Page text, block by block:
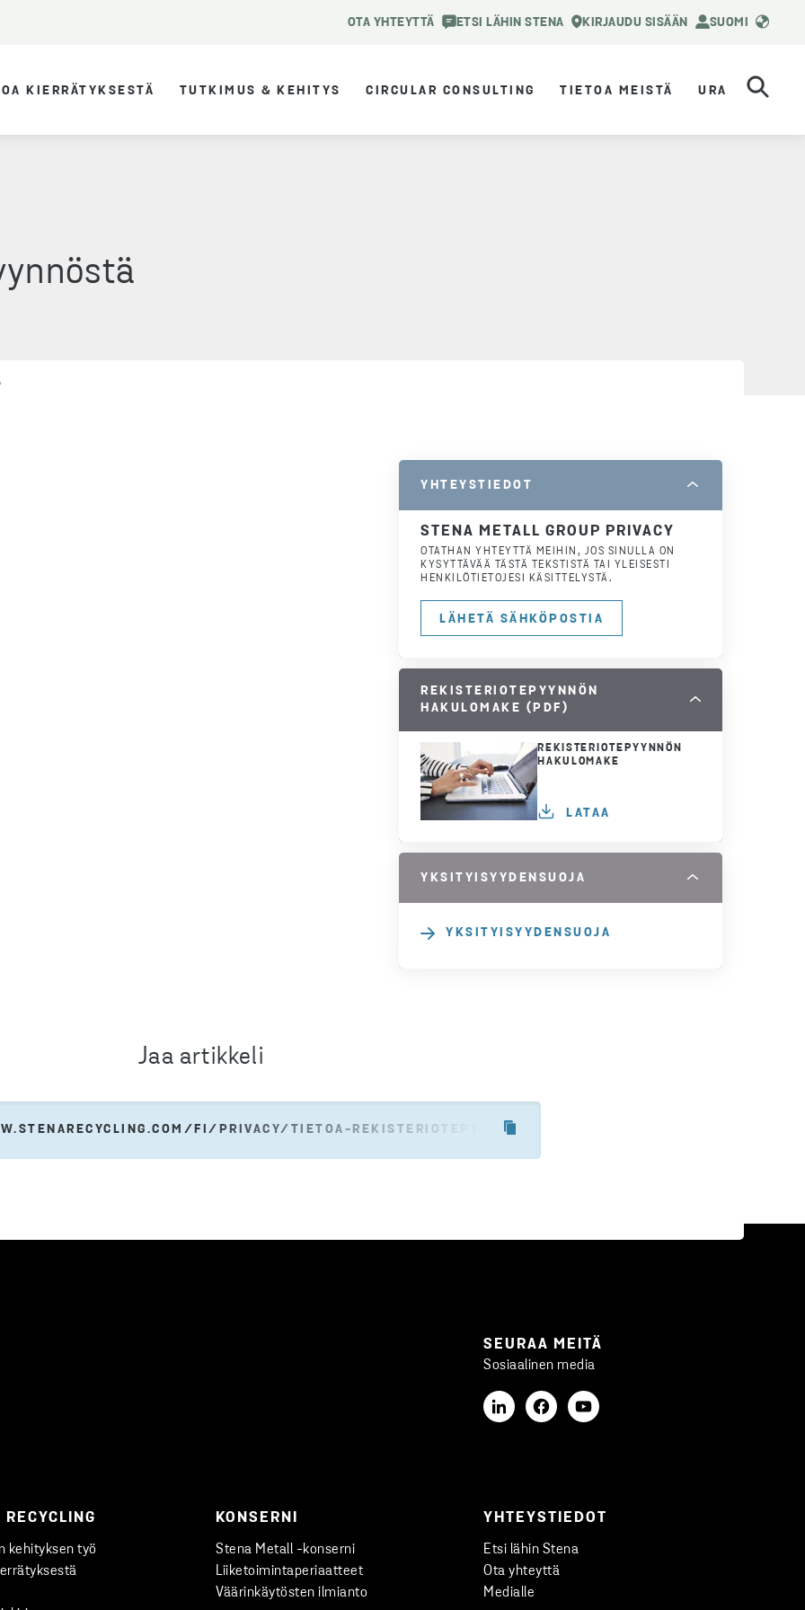
OTA YHTEYTTÄ ETSI LÄHIN STENA KIRJAUDU SISÄÄN SUOMI
KIERRÄTYKSESTÄ TUTKIMUS & KEHITYS CIRCULAR CONSULTING TIETOA MEISTÄ URA
YHTEYSTIEDOT
STENA METALL GROUP PRIVACY
OTATHAN YHTEYTTÄ MEIHIN, JOS SINULLA ON
KYSYTTÄVÄÄ TÄSTÄ TEKSTISTÄ TAI YLEISESTI
HENKILÖTIETOJESI KÄSITTELYSTÄ.
LÄHETÄ SÄHKÖPOSTIA
REKISTERIOTEPYYNNÖN
HAKULOMAKE (PDF)
REKISTERIOTEPYYNNÖN
HAKULOMAKE
LATAA
YKSITYISYYDENSUOJA
YKSITYISYYDENSUOJA
Jaa artikkeli
FI/PRIVACY/TIETOA-REKISTERIOTEPYYNNOSTA/
SEURAA MEITÄ
Sosiaalinen media
RECYCLING
kehityksen työ
KONSERNI
Stena Metall -konserni
Liiketoimintaperiaatteet
Väärinkäytösten ilmianto
YHTEYSTIEDOT
Etsi lähin Stena
Ota yhteyttä
Medialle